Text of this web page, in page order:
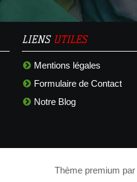
LIENS UTILES
Mentions légales
Formulaire de Contact
Notre Blog
Thème premium par